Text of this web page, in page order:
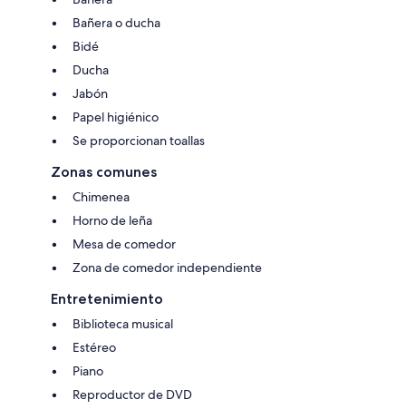
Bañera o ducha
Bidé
Ducha
Jabón
Papel higiénico
Se proporcionan toallas
Zonas comunes
Chimenea
Horno de leña
Mesa de comedor
Zona de comedor independiente
Entretenimiento
Biblioteca musical
Estéreo
Piano
Reproductor de DVD